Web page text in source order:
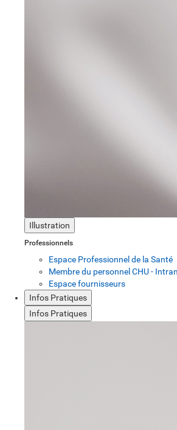
Illustration
Professionnels
Espace Professionnel de la Santé
Membre du personnel CHU -
Espace fournisseurs
Infos Pratiques
Infos Pratiques